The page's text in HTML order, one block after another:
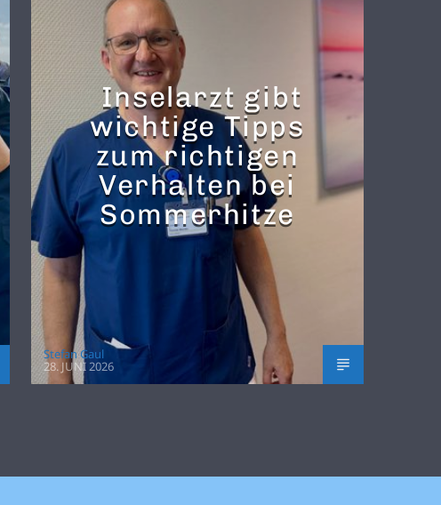
Inselarzt gibt
wichtige Tipps
zum richtigen
Verhalten bei
Sommerhitze
Stefan Gaul
28. JUNI 2026